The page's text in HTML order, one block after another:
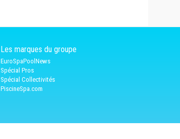
Les marques du groupe
EuroSpaPoolNews
Spécial Pros
Spécial Collectivités
PiscineSpa.com